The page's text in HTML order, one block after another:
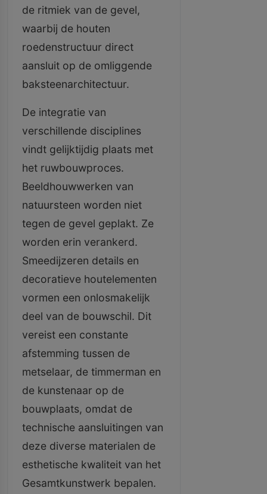
de ritmiek van de gevel,
waarbij de houten
roedenstructuur direct
aansluit op de omliggende
baksteenarchitectuur.
De integratie van
verschillende disciplines
vindt gelijktijdig plaats met
het ruwbouwproces.
Beeldhouwwerken van
natuursteen worden niet
tegen de gevel geplakt. Ze
worden erin verankerd.
Smeedijzeren details en
decoratieve houtelementen
vormen een onlosmakelijk
deel van de bouwschil. Dit
vereist een constante
afstemming tussen de
metselaar, de timmerman en
de kunstenaar op de
bouwplaats, omdat de
technische aansluitingen van
deze diverse materialen de
esthetische kwaliteit van het
Gesamtkunstwerk bepalen.